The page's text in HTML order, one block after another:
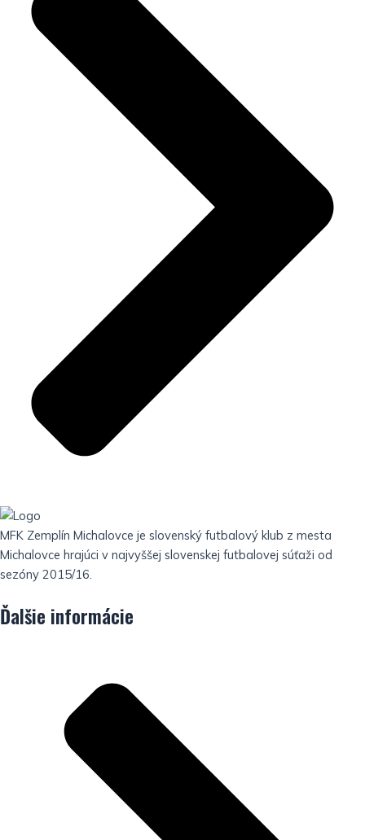
MFK Zemplín Michalovce je slovenský futbalový klub z mesta
Michalovce hrajúci v najvyššej slovenskej futbalovej súťaži od
sezóny 2015/16.
Ďalšie informácie